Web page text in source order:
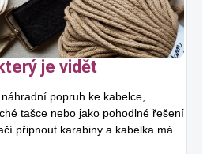
je vidět
popruh ke kabelce,
tašce nebo jako pohodlné řešení
připnout karabiny a kabelka má